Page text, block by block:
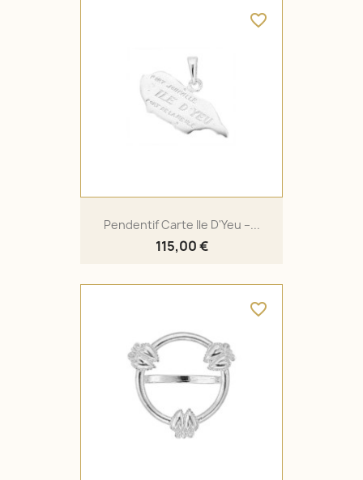
Pendentif Carte Ile D'Yeu –...
115,00 €
favorite_border
favorite_border